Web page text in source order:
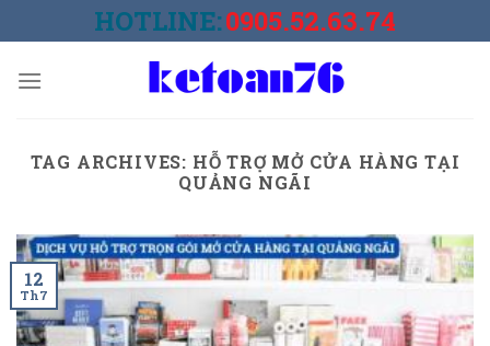
to
HOTLINE:0905.52.63.74
TAG ARCHIVES: HỖ TRỢ MỞ CỬA HÀNG TẠI
QUẢNG NGÃI
12
Th7